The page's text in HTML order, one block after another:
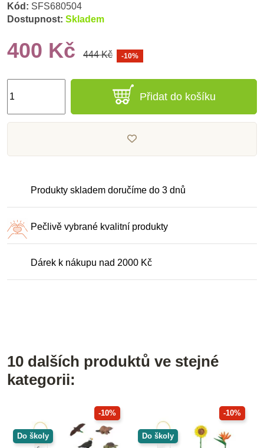
Kód: SFS680504
Dostupnost: Skladem
400 Kč 444 Kč -10%
Přidat do košíku
Produkty skladem doručíme do 3 dnů
Pečlivě vybrané kvalitní produkty
Dárek k nákupu nad 2000 Kč
10 dalších produktů ve stejné
kategorii:
-10%
Do školy
-10%
Do školy